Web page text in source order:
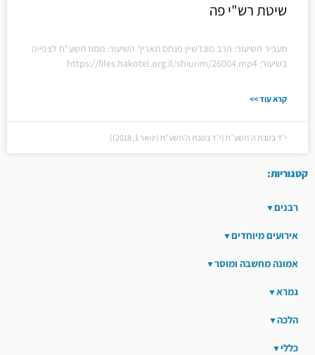
שיטת רש"י פה
מעביר השיעור: הרב מונדשיין פנחס תאריך השיעור: תמוז תשע"ח לצפייה
בשיעור: https://files.hakotel.org.il/shiurim/26004.mp4
קרא עוד >>
י״ד בטבת ה׳תשע״ח (י״ד בטבת ה׳תשע״ח (ינואר 1, 2018))
קטגוריות:
רבנים
אירועים מיוחדים
אמונה מחשבה ומוסר
גמרא
הלכה
כללי